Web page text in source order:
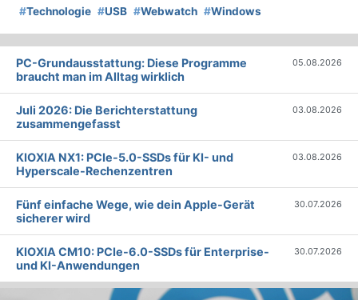
#Technologie #USB #Webwatch #Windows
PC-Grundausstattung: Diese Programme
braucht man im Alltag wirklich
05.08.2026
Juli 2026: Die Bericht­erstattung
zusammengefasst
03.08.2026
KIOXIA NX1: PCIe-5.0-SSDs für KI- und
Hyperscale-Rechenzentren
03.08.2026
Fünf einfache Wege, wie dein Apple-Gerät
sicherer wird
30.07.2026
KIOXIA CM10: PCIe-6.0-SSDs für Enterprise-
und KI-Anwendungen
30.07.2026